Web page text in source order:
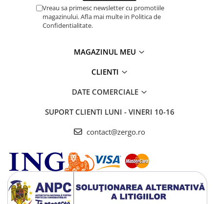
Vreau sa primesc newsletter cu promotiile
magazinului. Afla mai multe in Politica de
Confidentialitate.
MAGAZINUL MEU
CLIENTI
DATE COMERCIALE
SUPORT CLIENTI LUNI - VINERI 10-16
contact@zergo.ro